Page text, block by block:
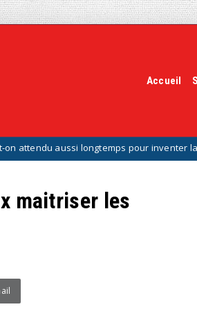
Accueil
longtemps pour inventer la valise à
maitriser les